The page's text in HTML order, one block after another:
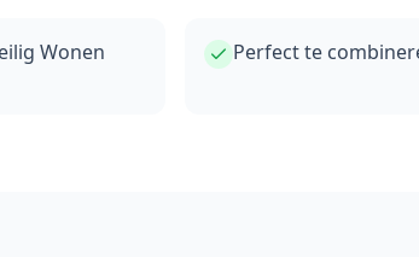
Wonen
Perfect te